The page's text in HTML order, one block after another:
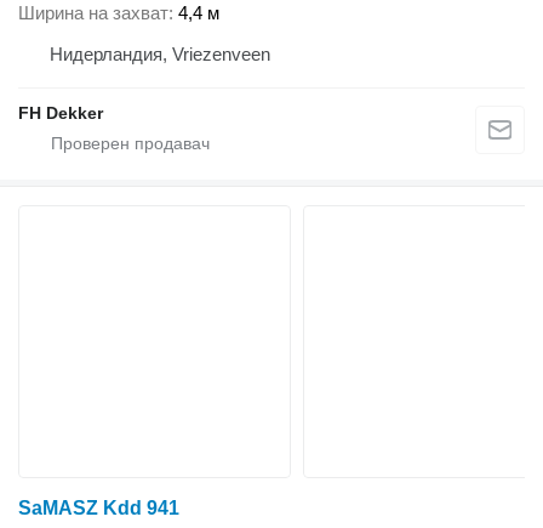
Ширина на захват 4,4 м
Нидерландия, Vriezenveen
FH Dekker
SaMASZ Kdd 941